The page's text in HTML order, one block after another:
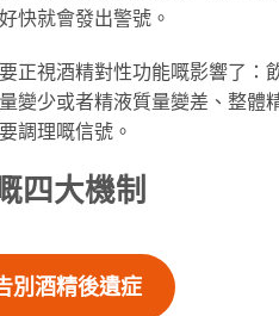
快就會發出警號。
正視酒精對性功能嘅影響了：
變少或者精液質量變差、整體
調理嘅信號。
四大機制
別酒精後遺症